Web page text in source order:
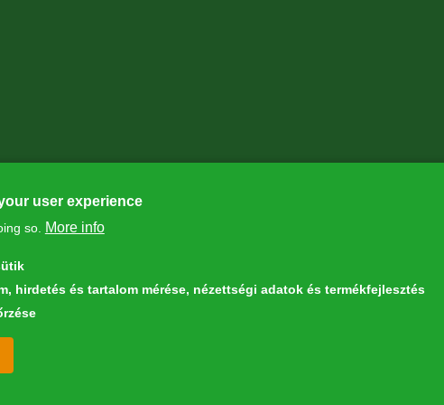
the European Union LIFE Program LIFE NGO 4GD/HU/000037
user experience
so. More info
hirdetés és tartalom mérése, nézettségi adatok és termékfejlesztés